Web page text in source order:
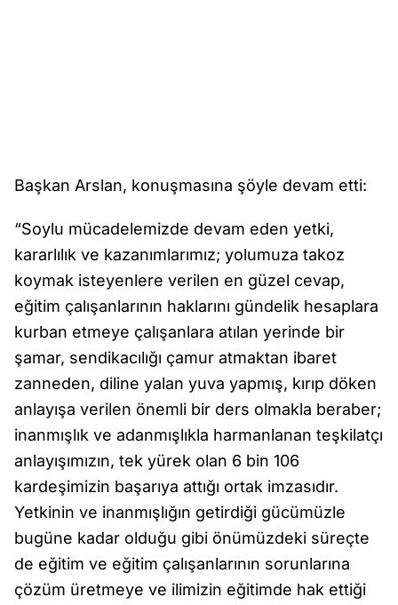
Başkan Arslan, konuşmasına şöyle devam etti:
“Soylu mücadelemizde devam eden yetki,
kararlılık ve kazanımlarımız; yolumuza takoz
koymak isteyenlere verilen en güzel cevap,
eğitim çalışanlarının haklarını gündelik hesaplara
kurban etmeye çalışanlara atılan yerinde bir
şamar, sendikacılığı çamur atmaktan ibaret
zanneden, diline yalan yuva yapmış, kırıp döken
anlayışa verilen önemli bir ders olmakla beraber;
inanmışlık ve adanmışlıkla harmanlanan teşkilatçı
anlayışımızın, tek yürek olan 6 bin 106
kardeşimizin başarıya attığı ortak imzasıdır.
Yetkinin ve inanmışlığın getirdiği gücümüzle
bugüne kadar olduğu gibi önümüzdeki süreçte
de eğitim ve eğitim çalışanlarının sorunlarına
çözüm üretmeye ve ilimizin eğitimde hak ettiği